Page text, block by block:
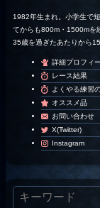
1982年生まれ。小学生で
てからも800m・1500mを
35歳を過ぎたあたりから
詳細プロフィ
レース結果
よくやる練習
オススメ品
お問い合わせ
X(Twitter)
Instagram